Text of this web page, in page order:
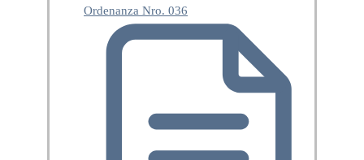
Ordenanza Nro. 036